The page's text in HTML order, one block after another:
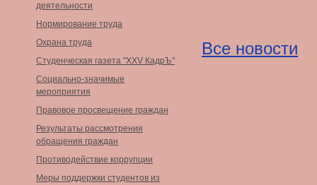
деятельности
Нормирование труда
Охрана труда
Студенческая газета "XXV КадрЪ"
Социально-значимые
мероприятия
Правовое просвещение граждан
Результаты рассмотрения
обращения граждан
Противодействие коррупции
Меры поддержки студентов из
Все новости